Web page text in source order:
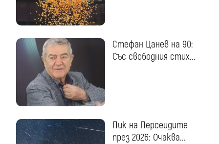
Стефан Цанев на 90:
Със свободния стих...
Пик на Персеидите
през 2026: Очаква...